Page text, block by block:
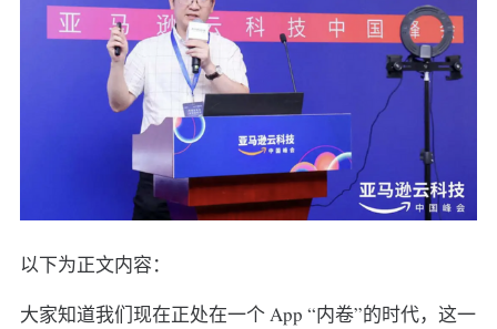
以下为正文内容：
大家知道我们现在正处在一个 App “内卷”的时代，这一